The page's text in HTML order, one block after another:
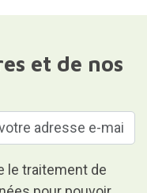
et de nos
le traitement de